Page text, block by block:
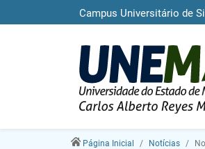
Campus Universitário de
Página Inicial Notícias